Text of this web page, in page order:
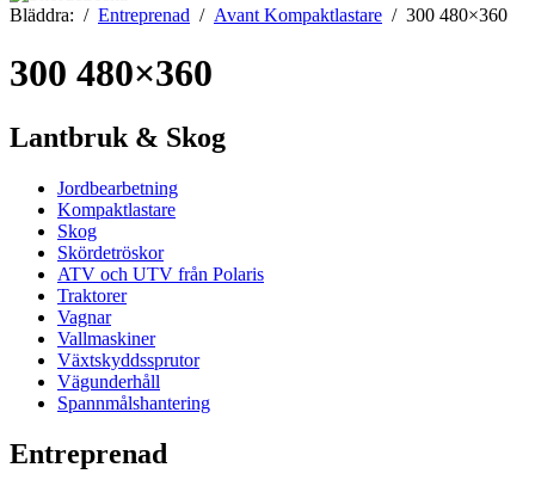
Bläddra:
Entreprenad Avant Kompaktlastare 300 480×360
300 480×360
Lantbruk & Skog
Jordbearbetning
Kompaktlastare
Skog
Skördetröskor
ATV och UTV från Polaris
Traktorer
Vagnar
Vallmaskiner
Växtskyddssprutor
Vägunderhåll
Spannmålshantering
Entreprenad